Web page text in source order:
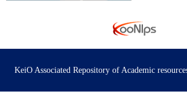
KeiO Associated Repository of Academic